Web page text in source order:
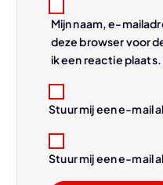
Mijn naam, e-
deze browser voor
ik een reactie plaats.
Stuur mij een e-mail
Stuur mij een e-mail